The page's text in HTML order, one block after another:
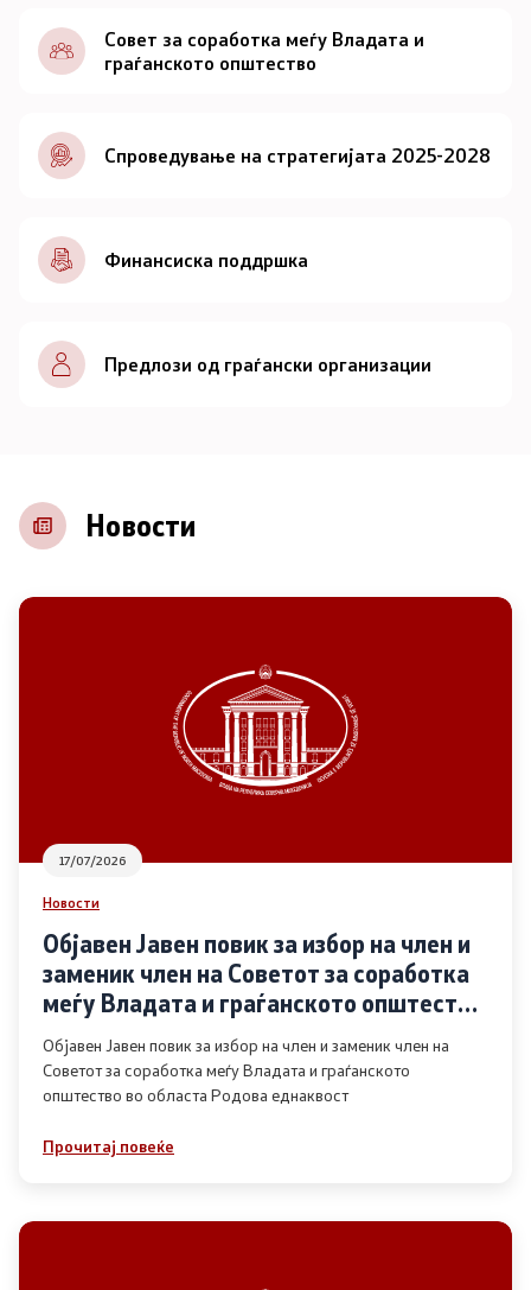
Документи
Совет
За советот
Документи
Записници и дневни редови од седниците на
Советот
Контакт
Основање на здружение
Дијалог меѓу Владата и граѓанскиот сектор
Отворени денови за иницијативи на граѓанските
организации
Финансиска поддршка
Совет за соработка меѓу Владата и
граѓанското општество
Спроведување на стратегијата 2025-2028
Финансиска поддршка
Предлози од граѓански организации
Новости
17/07/2026
Новости
Објавен Јавен повик за избор на член и
заменик член на Советот за соработка
меѓу Владата и граѓанското општество
во областа Родова еднаквост
Објавен Јавен повик за избор на член и заменик член на
Советот за соработка меѓу Владата и граѓанското
општество во областа Родова еднаквост
Прочитај повеќе